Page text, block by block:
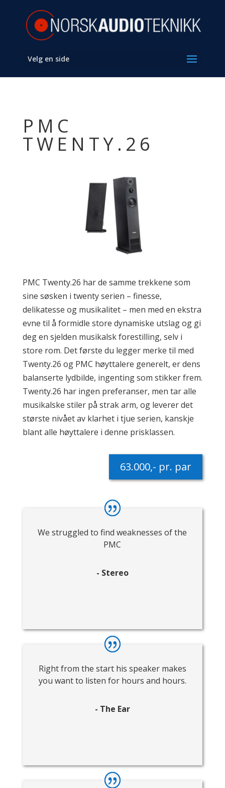
Velg en side
PMC
TWENTY.26
PMC Twenty.26 har de samme trekkene som
sine søsken i twenty serien – finesse,
delikatesse og musikalitet – men med en ekstra
evne til å formidle store dynamiske utslag og gi
deg en sjelden musikalsk forestilling, selv i
store rom. Det første du legger merke til med
Twenty.26 og PMC høyttalere generelt, er dens
balanserte lydbilde, ingenting som stikker frem.
Twenty.26 har ingen preferanser, men tar alle
musikalske stiler på strak arm, og leverer det
største nivået av klarhet i tjue serien, kanskje
blant alle høyttalere i denne prisklassen.
63.000,- pr. par
We struggled to find weaknesses of the
PMC
- Stereo
Right from the start his speaker makes
you want to listen for hours and hours.
- The Ear